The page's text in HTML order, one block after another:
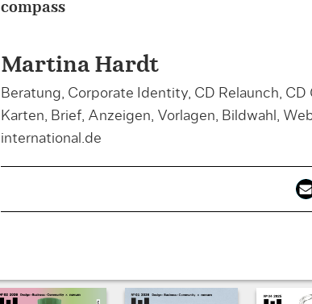
compass
Martina Hardt
Beratung, Corporate Identity, CD Relaunch,
Karten, Brief, Anzeigen, Vorlagen, Bildwahl,
international.de